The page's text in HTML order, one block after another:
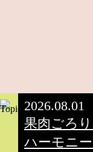
2026.08.01
果肉ごろ
ハーモニ